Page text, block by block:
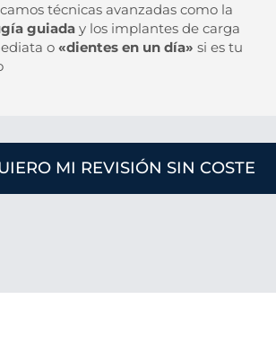
técnicas avanzadas como la
guiada y los implantes de carga
o«dientes en un día» si es tu
MI REVISIÓN SIN COSTE